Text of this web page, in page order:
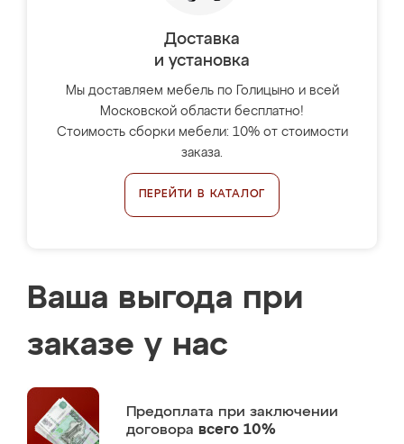
Доставка
и установка
Мы доставляем мебель по Голицыно и всей
Московской области бесплатно!
Стоимость сборки мебели: 10% от стоимости
заказа.
ПЕРЕЙТИ В КАТАЛОГ
Ваша выгода при
заказе у нас
Предоплата при заключении
договора всего 10%